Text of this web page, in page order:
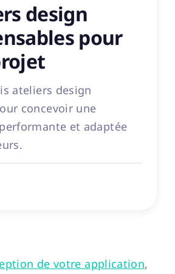
design
pour
ateliers design
concevoir une
et adaptée
de votre application,